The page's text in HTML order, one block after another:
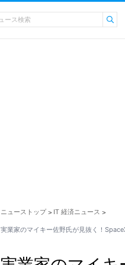
ニューストップ > IT 経済ニュース >
実業家のマイキー佐野氏が見抜く！